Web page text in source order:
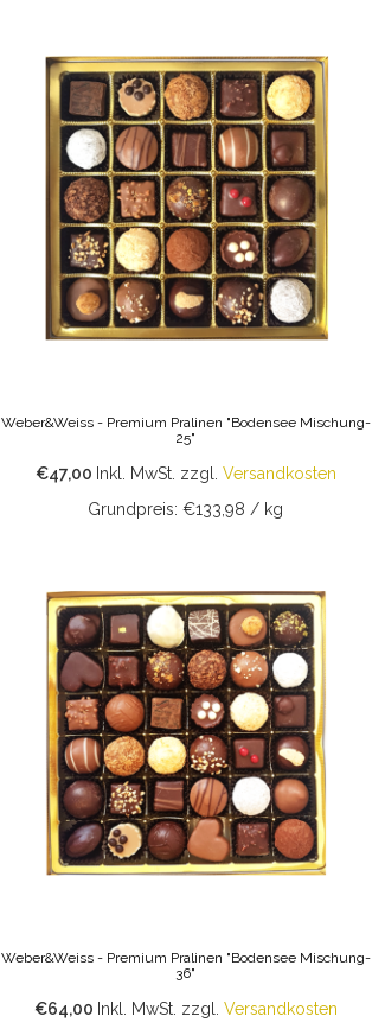
Weber&Weiss - Premium Pralinen "Bodensee Mischung-
25"
€47,00 Inkl. MwSt. zzgl. Versandkosten
Grundpreis: €133,98 / kg
Weber&Weiss - Premium Pralinen "Bodensee Mischung-
36"
€64,00 Inkl. MwSt. zzgl. Versandkosten